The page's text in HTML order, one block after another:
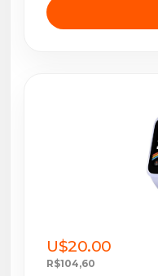
U$20.00
R$104,60